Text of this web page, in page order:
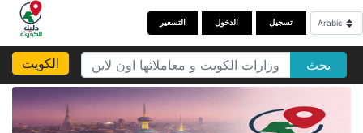
التسعير الدخول تسجيل
الكويت بحث